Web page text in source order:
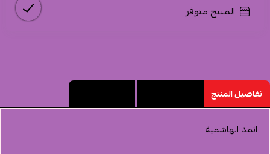
المنتج متوفر
تفاصيل المنتج
اثمد الهاشمية